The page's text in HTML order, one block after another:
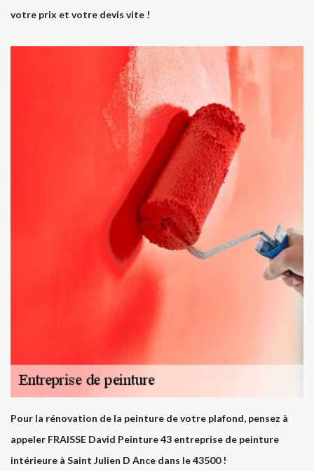
votre prix et votre devis vite !
Pour la rénovation de la peinture de votre plafond, pensez à
appeler FRAISSE David Peinture 43 entreprise de peinture
intérieure à Saint Julien D Ance dans le 43500 !